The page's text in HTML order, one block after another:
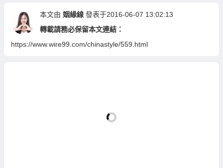
本文由 姻緣線 發表于2016-06-07 13:02:13
轉載請務必保留本文連結：
https://www.wire99.com/chinastyle/559.html